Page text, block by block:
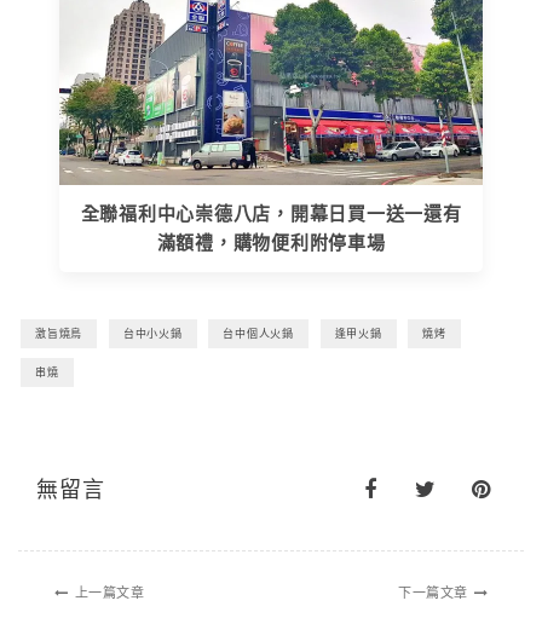
全聯福利中心崇德八店，開幕日買一送一還有
滿額禮，購物便利附停車場
激旨燒鳥 台中小火鍋 台中個人火鍋 逢甲火鍋 燒烤
串燒
無留言
上一篇文章 下一篇文章